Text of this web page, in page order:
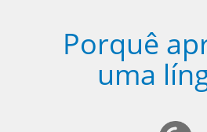
Porquê
uma